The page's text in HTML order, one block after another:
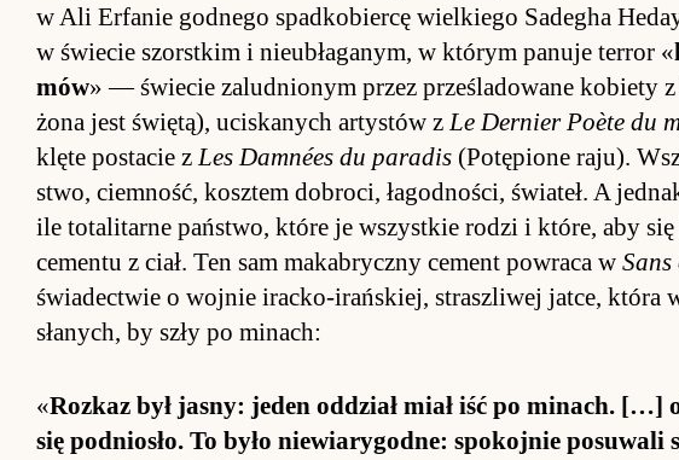
w Ali Er­fanie god­nego spad­ko­biercę wiel­kiego Sa­de­gha
w świe­cie szorst­kim i nie­ubłaga­nym, w którym pa­nuje ter­ror «
mów» — świe­cie za­lud­nio­nym przez prze­śladowane ko­biety
żona jest świę­tą), uciska­nych ar­ty­stów zLe Der­nier Po­ète du
klęte po­stacie zLes Dam­nées du pa­radis (Po­tępione raju).
stwo, ciem­ność, kosz­tem do­bro­ci, łagod­no­ści, świa­teł. A
ile to­talitarne pań­stwo, które je wszyst­kie ro­dzi i które, aby się
cementu z ciał. Ten sam ma­ka­bryczny cement po­wraca w Sans
świa­dec­twie o woj­nie irac­ko-irań­skiej, strasz­liwej jat­ce, która
słanych, by szły po mi­na­ch:
«Roz­kaz był ja­sny: jeden od­dział miał iść po mi­nach. […]
się pod­nio­sło. To było nie­wia­rygod­ne: spo­koj­nie po­suwali